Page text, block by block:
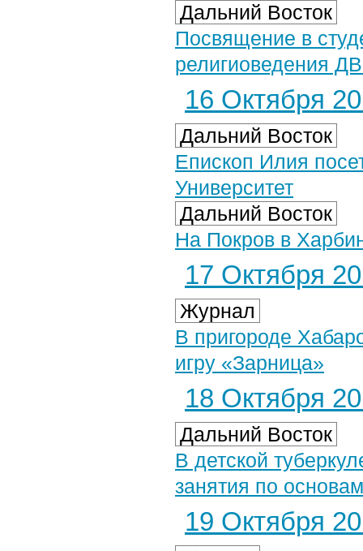
Дальний Восток
Посвящение в
религиоведения
16 Октября
Дальний Восток
Епископ Илия
Университет
Дальний Восток
На Покров в
17 Октября
Журнал
В пригороде
игру «Зарница»
18 Октября
Дальний Восток
В детской
занятия по
19 Октября